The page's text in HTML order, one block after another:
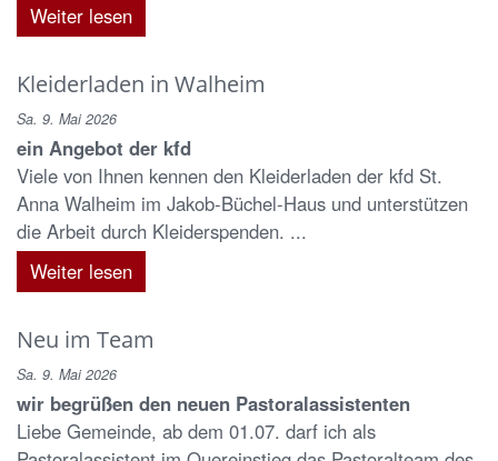
Weiter lesen
Kleiderladen in Walheim
Sa. 9. Mai 2026
ein Angebot der kfd
Viele von Ihnen kennen den Kleiderladen der kfd St.
Anna Walheim im Jakob-Büchel-Haus und unterstützen
die Arbeit durch Kleiderspenden. ...
Weiter lesen
Neu im Team
Sa. 9. Mai 2026
wir begrüßen den neuen Pastoralassistenten
Liebe Gemeinde, ab dem 01.07. darf ich als